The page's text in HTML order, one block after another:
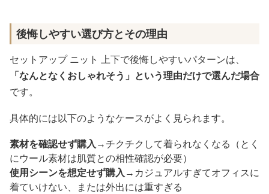
後悔しやすい選び方とその理由
セットアップ ニット 上下で後悔しやすいパターンは、
「なんとなくおしゃれそう」という理由だけで選んだ場合
です。
具体的には以下のようなケースがよく見られます。
素材を確認せず購入→チクチクして着られなくなる（とく
にウール素材は肌質との相性確認が必要）
使用シーンを想定せず購入→カジュアルすぎてオフィスに
着ていけない、または外出には重すぎる